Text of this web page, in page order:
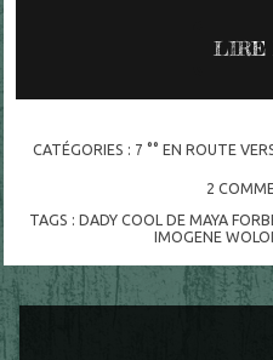
LIRE
CATÉGORIES : 7 °° EN ROUTE
2
TAGS :DADY COOL DE MAYA
IMOGENE